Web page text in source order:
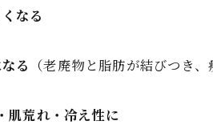
なる
る （老廃物と脂肪が結びつき、
肌荒れ・冷え性に